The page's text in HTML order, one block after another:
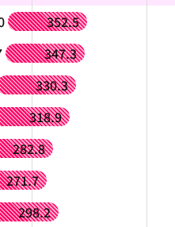
352.5
347.3
330.3
318.9
282.8
271.7
298.2